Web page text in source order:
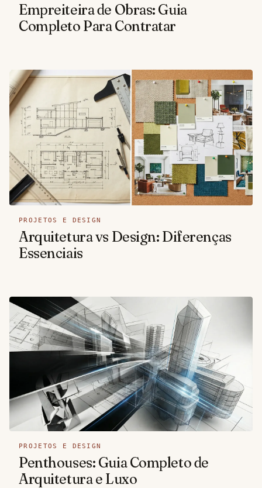
Empreiteira de Obras: Guia
Completo Para Contratar
PROJETOS E DESIGN
Arquitetura vs Design: Diferenças
Essenciais
PROJETOS E DESIGN
Penthouses: Guia Completo de
Arquitetura e Luxo